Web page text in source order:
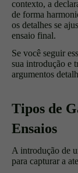
contexto, a
de forma
os detalhes se
ensaio final.
Se você seguir
sua introdução e
argumentos
Tipos de
Ensaios
A introdução de
para capturar a